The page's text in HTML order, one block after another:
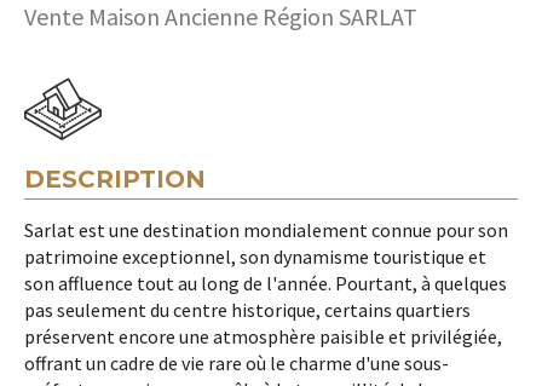
Vente Maison Ancienne Région SARLAT
DESCRIPTION
Sarlat est une destination mondialement connue pour son
patrimoine exceptionnel, son dynamisme touristique et
son affluence tout au long de l'année. Pourtant, à quelques
pas seulement du centre historique, certains quartiers
préservent encore une atmosphère paisible et privilégiée,
offrant un cadre de vie rare où le charme d'une sous-